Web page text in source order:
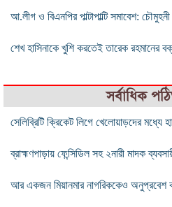
আ.লীগ ও বিএনপির পাল্টাপাল্টি সমাবেশ:
শেখ হাসিনাকে খুশি করতেই তারেক রহমানের
সর্বাধিক
সেলিব্রিটি ক্রিকেট লিগে খেলোয়াড়দের মধ্যে
ব্রাহ্মণপাড়ায় ফেন্সিডিল সহ ২নারী মাদক
আর একজন মিয়ানমার নাগরিককেও অনুপ্রবেশ